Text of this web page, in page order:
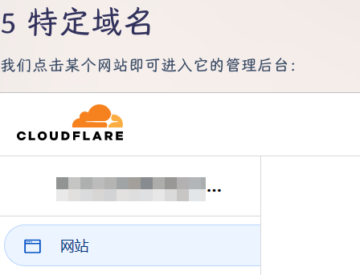
特定域名
我们点击某个网站即可进入它的管理后台：